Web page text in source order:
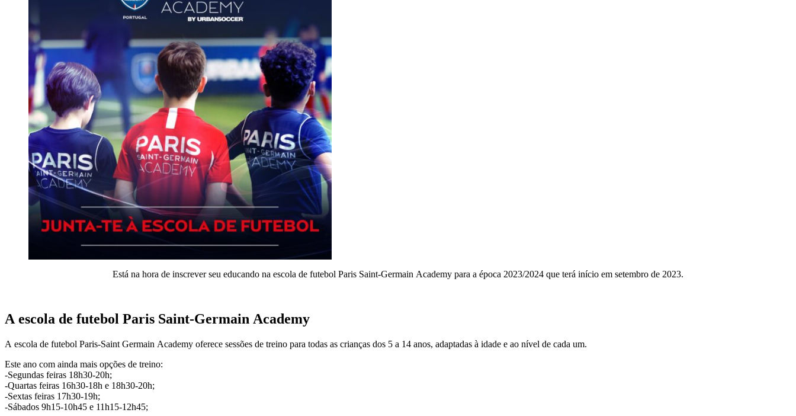
Está na hora de inscrever seu educando na escola de futebol Paris Saint-Germain Academy para a época 2023/2024 que terá início em setembro de 2023.
A escola de futebol Paris Saint-Germain Academy
A escola de futebol Paris-Saint Germain Academy oferece sessões de treino para todas as crianças dos 5 a 14 anos, adaptadas à idade e ao nível de cada um.
Este ano com ainda mais opções de treino:
-Segundas feiras 18h30-20h;
-Quartas feiras 16h30-18h e 18h30-20h;
-Sextas feiras 17h30-19h;
-Sábados 9h15-10h45 e 11h15-12h45;